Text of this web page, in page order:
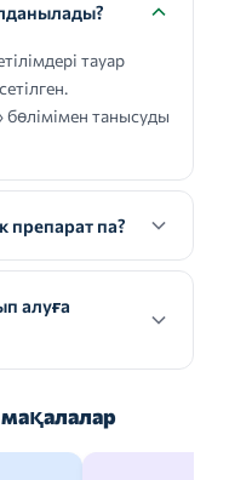
тауар
танысуды
па?
алуға